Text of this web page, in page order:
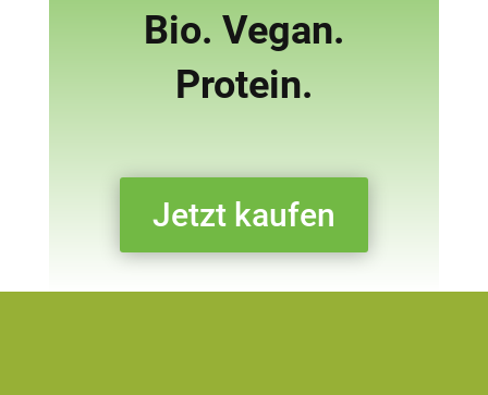
Bio. Vegan.
Protein.
Jetzt kaufen